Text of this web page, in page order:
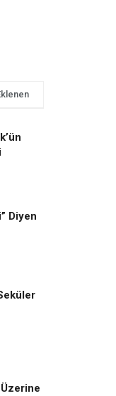
Diyen
Üzerine